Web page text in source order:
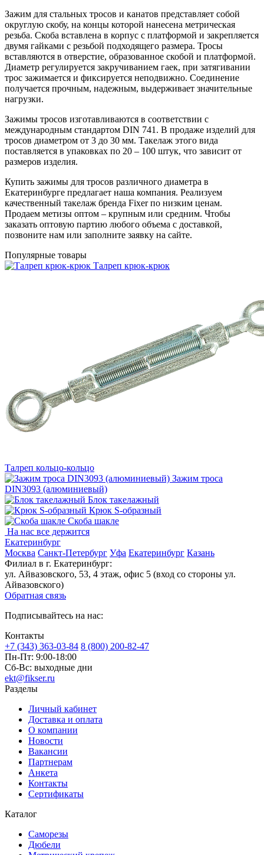
Зажим для стальных тросов и канатов представляет собой
округлую скобу, на концы которой нанесена метрическая
резьба. Скоба вставлена в корпус с платформой и закрепляется
двумя гайками с резьбой подходящего размера. Тросы
вставляются в отверстие, образованное скобой и платформой.
Диаметр регулируется закручиванием гаек, при затягивании
трос зажимается и фиксируется неподвижно. Соединение
получается прочным, надежным, выдерживает значительные
нагрузки.
Зажимы тросов изготавливаются в соответствии с
международным стандартом DIN 741. В продаже изделий для
тросов диаметром от 3 до 30 мм. Такелаж этого вида
поставляется в упаковках по 20 – 100 штук, что зависит от
размеров изделия.
Купить зажимы для тросов различного диаметра в
Екатеринбурге предлагает наша компания. Реализуем
качественный такелаж бренда Fixer по низким ценам.
Продаем метизы оптом – крупным или средним. Чтобы
заказать оптовую партию любого объема с доставкой,
позвоните нам или заполните заявку на сайте.
Популярные товары
Талреп крюк-крюк
Талреп кольцо-кольцо
Зажим троса
DIN3093 (алюминиевый)
Блок такелажный
Крюк S-образный
Скоба шакле
На нас все держится
Екатеринбург
Москва Санкт-Петербург Уфа Екатеринбург Казань
Филиал в г. Екатеринбург:
ул. Айвазовского, 53, 4 этаж, офис 5 (вход со стороны ул.
Айвазовского)
Обратная связь
Подписывайтесь на нас:
Контакты
+7 (343) 363-03-84 8 (800) 200-82-47
Пн-Пт: 9:00-18:00
Сб-Вс: выходные дни
ekt@fikser.ru
Разделы
Личный кабинет
Доставка и оплата
О компании
Новости
Вакансии
Партнерам
Анкета
Контакты
Сертификаты
Каталог
Саморезы
Дюбели